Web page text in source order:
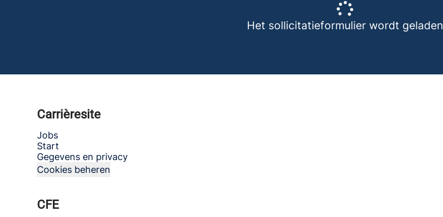
Het sollicitatieformulier wordt geladen
Carrièresite
Jobs
Start
Gegevens en privacy
Cookies beheren
CFE